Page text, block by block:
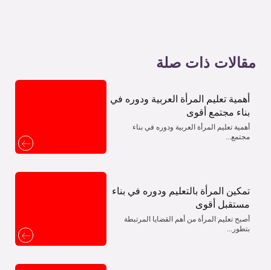
مقالات ذات صلة
أهمية تعليم المرأة العربية ودوره في
بناء مجتمع أقوى
أهمية تعليم المرأة العربية ودوره في بناء
مجتمع...
تمكين المرأة بالتعليم ودوره في بناء
مستقبل أقوى
أصبح تعليم المرأة من أهم القضايا المرتبطة
بتطور...